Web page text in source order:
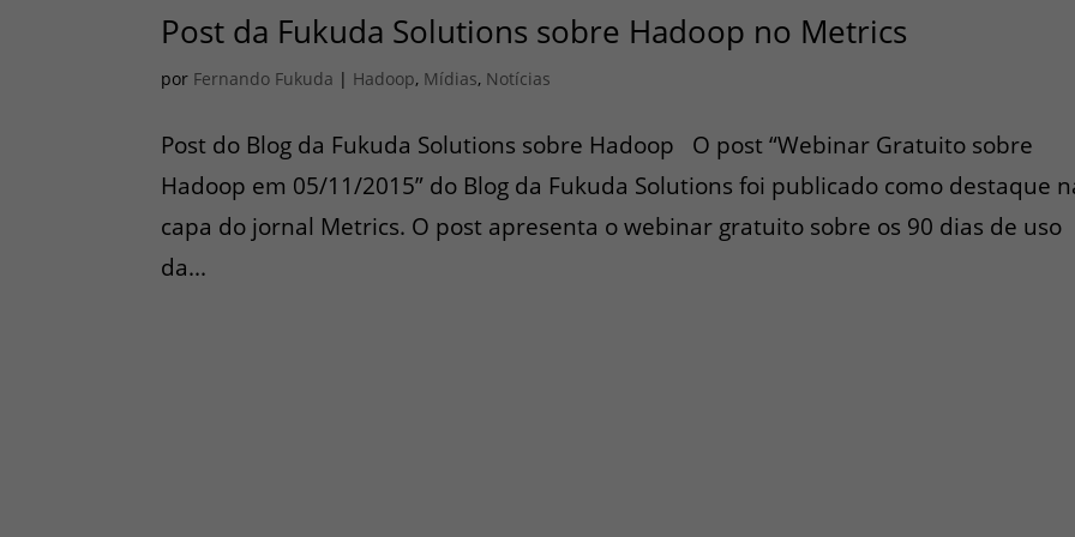
Post da Fukuda Solutions sobre Hadoop no Metrics
por Fernando Fukuda | Hadoop, Mídias, Notícias
Post do Blog da Fukuda Solutions sobre Hadoop O post “Webinar Gratuito sobre
Hadoop em 05/11/2015” do Blog da Fukuda Solutions foi publicado como destaque
capa do jornal Metrics. O post apresenta o webinar gratuito sobre os 90 dias de uso
da...